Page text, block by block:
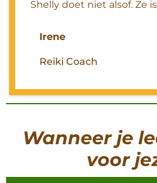
Shelly doet niet alsof. Ze
Irene
Reiki Coach
Wanneer je
voor